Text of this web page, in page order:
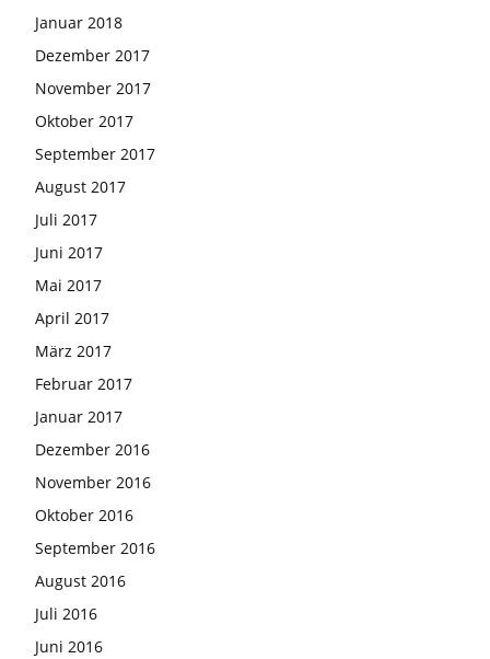
Januar 2018
Dezember 2017
November 2017
Oktober 2017
September 2017
August 2017
Juli 2017
Juni 2017
Mai 2017
April 2017
März 2017
Februar 2017
Januar 2017
Dezember 2016
November 2016
Oktober 2016
September 2016
August 2016
Juli 2016
Juni 2016